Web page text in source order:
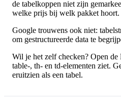
de tabelkoppen niet zijn
welke prijs bij welk pakket hoort.
Google trouwens ook niet:
om gestructureerde data te
Wil je het zelf checken? Open
table-, th- en td-elementen ziet.
eruitzien als een tabel.